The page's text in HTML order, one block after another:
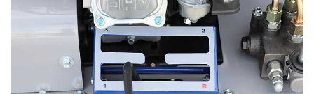
Marcato
Marina Systems
Mastercook